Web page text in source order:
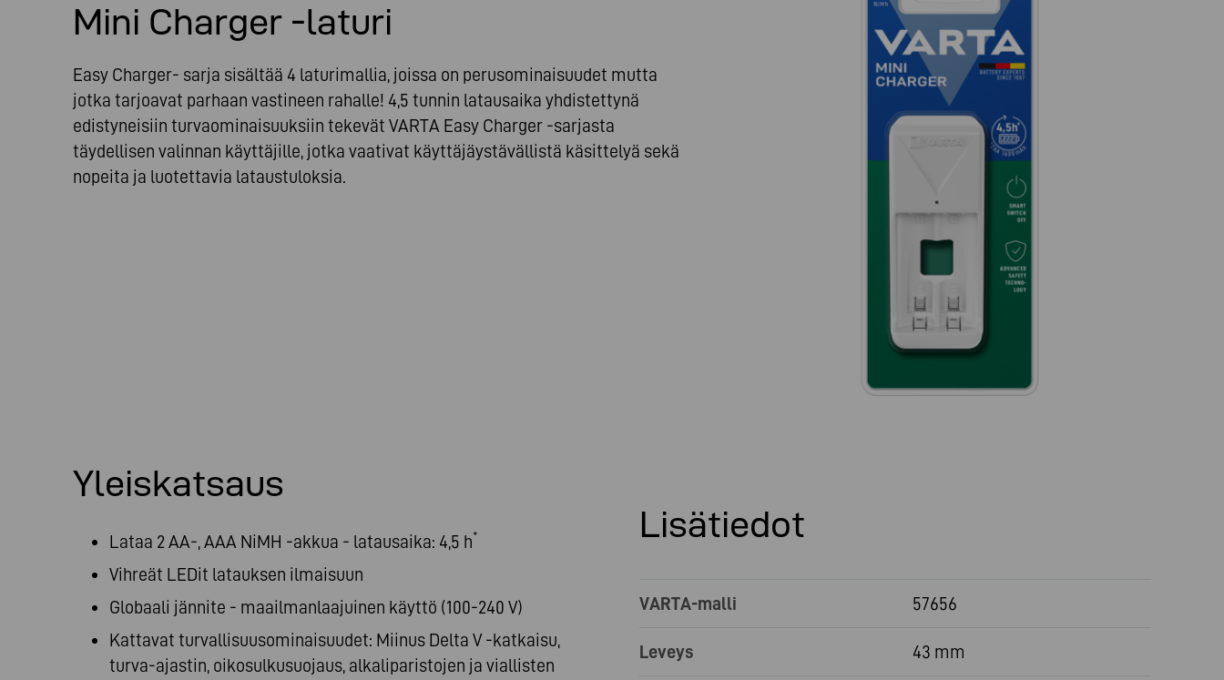
Mini Charger -laturi
Easy Charger- sarja sisältää 4 laturimallia, joissa on perusominaisuudet mutta
jotka tarjoavat parhaan vastineen rahalle! 4,5 tunnin latausaika yhdistettynä
edistyneisiin turvaominaisuuksiin tekevät VARTA Easy Charger -sarjasta
täydellisen valinnan käyttäjille, jotka vaativat käyttäjäystävällistä käsittelyä sekä
nopeita ja luotettavia lataustuloksia.
Yleiskatsaus
Lataa 2 AA-, AAA NiMH -akkua - latausaika: 4,5 h*
Vihreät LEDit latauksen ilmaisuun
Globaali jännite - maailmanlaajuinen käyttö (100-240 V)
Kattavat turvallisuusominaisuudet: Miinus Delta V -katkaisu,
turva-ajastin, oikosulkusuojaus, alkaliparistojen ja viallisten
Lisätiedot
VARTA-malli 57656
Leveys 43 mm